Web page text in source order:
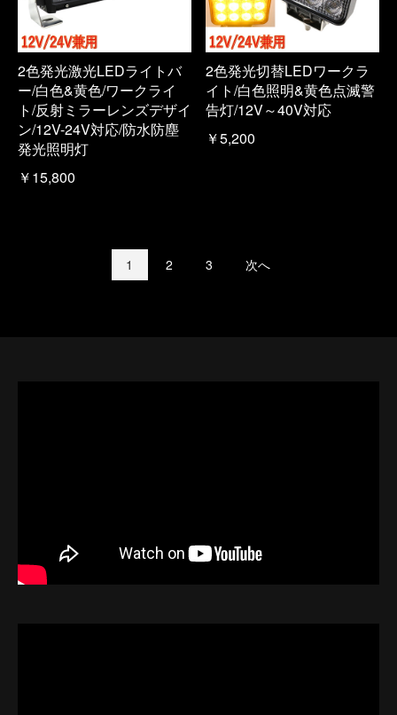
2色発光激光LEDライトバ
ー/白色&黄色/ワークライ
ト/反射ミラーレンズデザイ
ン/12V-24V対応/防水防塵
発光照明灯
￥15,800
2色発光切替LEDワークラ
イト/白色照明&黄色点滅警
告灯/12V～40V対応
￥5,200
1 2 3 次へ